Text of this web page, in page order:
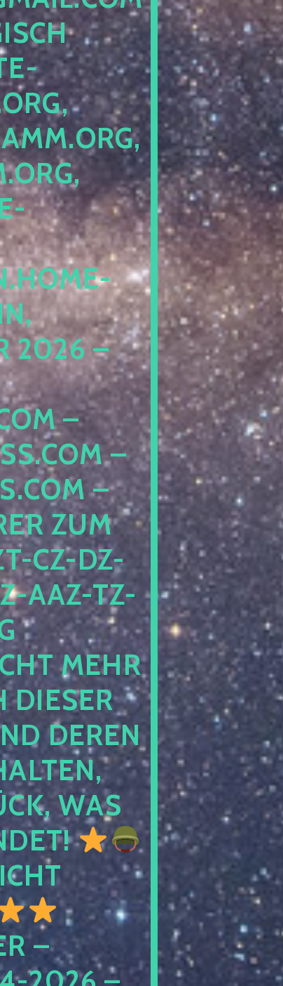
G
P
S
P
L
P
B
I
– N
– D
– L
– A
ZUM S
DZ-ZZ
TZ-HZ
MEHR BE
NA
DEREN KI
EH
WAS AU
– S